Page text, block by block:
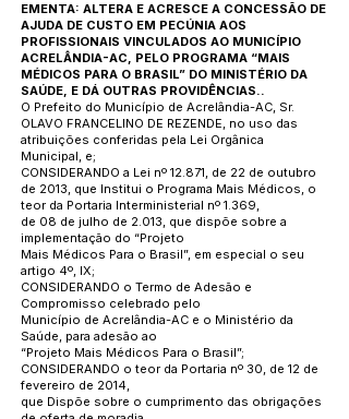
EMENTA: ALTERA E ACRESCE A CONCESSÃO DE
AJUDA DE CUSTO EM PECÚNIA AOS
PROFISSIONAIS VINCULADOS AO MUNICÍPIO
ACRELÂNDIA-AC, PELO PROGRAMA “MAIS
MÉDICOS PARA O BRASIL” DO MINISTÉRIO DA
SAÚDE, E DÁ OUTRAS PROVIDÊNCIAS..
O Prefeito do Município de Acrelândia-AC, Sr.
OLAVO FRANCELINO DE REZENDE, no uso das
atribuições conferidas pela Lei Orgânica
Municipal, e;
CONSIDERANDO a Lei nº 12.871, de 22 de outubro
de 2013, que Institui o Programa Mais Médicos, o
teor da Portaria Interministerial nº 1.369,
de 08 de julho de 2.013, que dispõe sobre a
implementação do “Projeto
Mais Médicos Para o Brasil”, em especial o seu
artigo 4º, IX;
CONSIDERANDO o Termo de Adesão e
Compromisso celebrado pelo
Município de Acrelândia-AC e o Ministério da
Saúde, para adesão ao
“Projeto Mais Médicos Para o Brasil”;
CONSIDERANDO o teor da Portaria nº 30, de 12 de
fevereiro de 2014,
que Dispõe sobre o cumprimento das obrigações